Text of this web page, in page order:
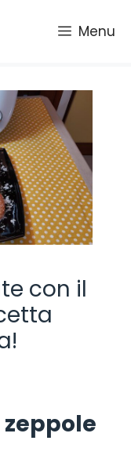
Menu
con il